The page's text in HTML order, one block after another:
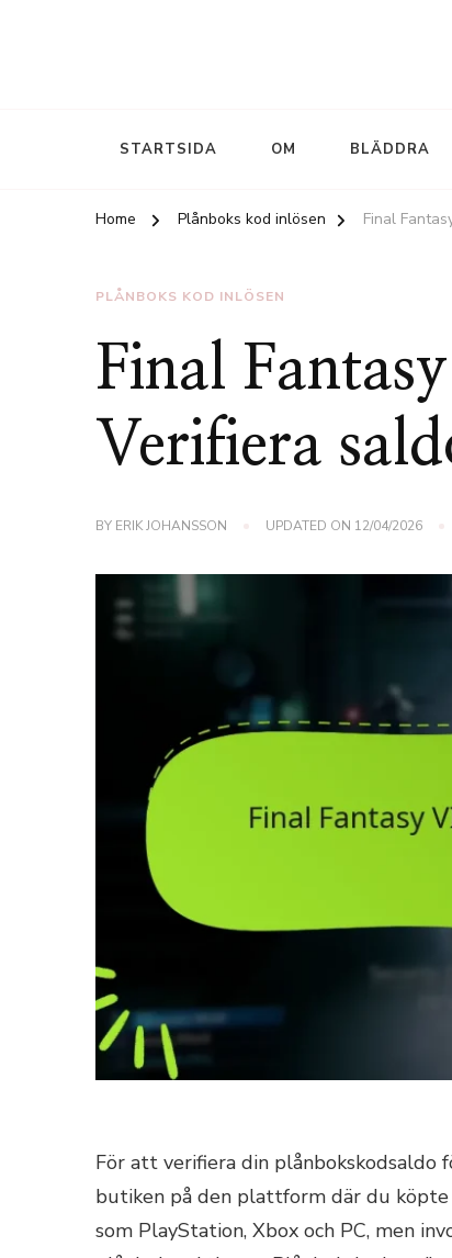
STARTSIDA OM BLÄDDRA
Home Plånboks kod inlösen Final
PLÅNBOKS KOD INLÖSEN
Final
Verifiera
BY ERIK JOHANSSON UPDATED ON 12/04/2026
För att verifiera din plånbokskodsaldo
butiken på den plattform där du
som PlayStation, Xbox och PC, men